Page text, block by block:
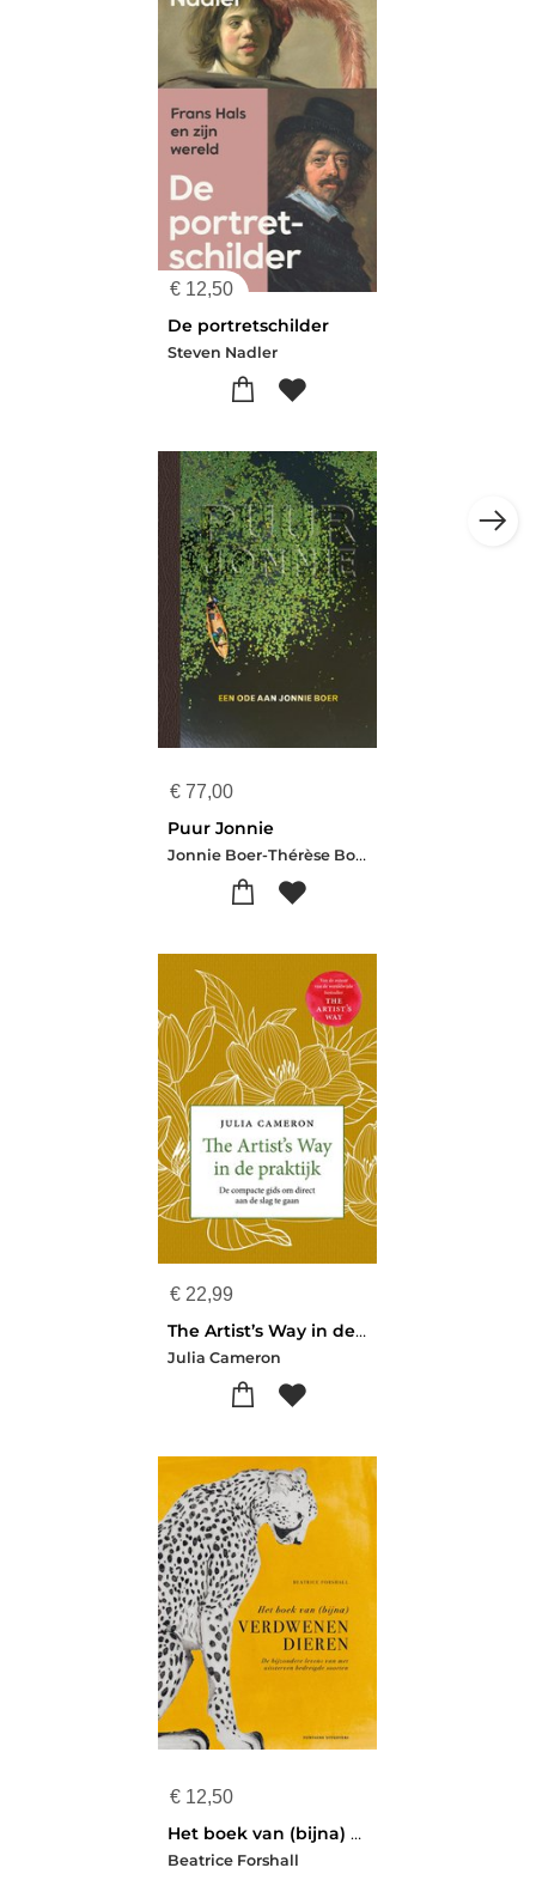
€ 12,50
De portretschilder
Steven Nadler
€ 77,00
Puur Jonnie
Jonnie Boer-Thérèse Boer-Nelson Tanate
€ 22,99
The Artist’s Way in de praktijk
Julia Cameron
€ 12,50
Het boek van (bijna) verdwenen dieren
Beatrice Forshall